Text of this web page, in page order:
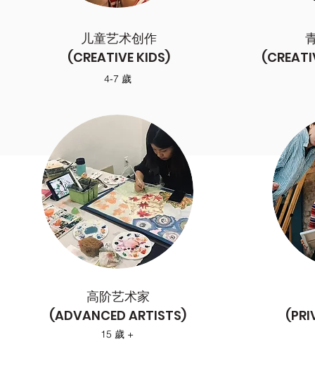
儿童艺术创作
(CREATIVE KIDS)
4-7 歲
高阶艺术家
(ADVANCED ARTISTS)
15 歲 +